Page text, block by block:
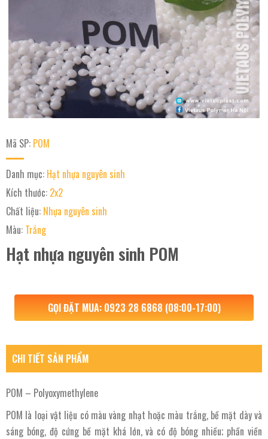
Mã SP: POM
Danh mục: Hạt nhựa nguyên sinh
Kích thước: 2x2
Chất liệu: Nhựa nguyên sinh
Màu: Trắng
Hạt nhựa nguyên sinh POM
GỌI ĐẶT MUA: 0923 28 6868 (08:00-17:00)
CHI TIẾT SẢN PHẨM
POM – Polyoxymethylene
POM là loại vật liệu có màu vàng nhạt hoặc màu trắng, bề mặt dày và
sáng bóng, độ cứng bề mặt khá lớn, và có độ bóng nhiều; phần viền